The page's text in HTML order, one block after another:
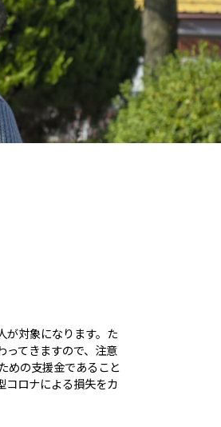
が対象になります。た
ってきますので、注意
めの支援金であること
コロナによる損失をカ